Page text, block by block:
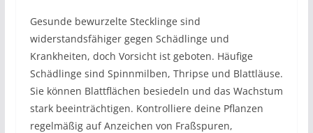
Gesunde bewurzelte Stecklinge sind
widerstandsfähiger gegen Schädlinge und
Krankheiten, doch Vorsicht ist geboten. Häufige
Schädlinge sind Spinnmilben, Thripse und Blattläuse.
Sie können Blattflächen besiedeln und das Wachstum
stark beeinträchtigen. Kontrolliere deine Pflanzen
regelmäßig auf Anzeichen von Fraßspuren,